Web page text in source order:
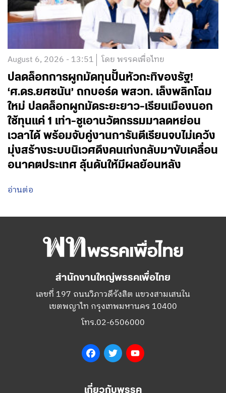
August 6, 2026 - 13:51 โดย พรรคเพื่อไทย
ปลดล็อกการผูกมัดทุนปั้นหัวกะทิของรัฐ!
‘ศ.ดร.ยศชนัน’ ถกบอร์ด พสวท. เล็งพลิกโฉม
ใหม่ ปลดล็อกผูกมัดระยะยาว-เรียนเมืองนอก
ใช้ทุนแค่ 1 เท่า-ชูเอานวัตกรรมมาลดหย่อน
เวลาได้ พร้อมจับคู่งานการันตีเรียนจบไม่เคว้ง
มุ่งสร้างระบบนิเวศดึงคนเก่งกลับมาขับเคลื่อน
อนาคตประเทศ ลุ้นดันให้มีผลย้อนหลัง
อ่านต่อ
สำนักงานใหญ่พรรคเพื่อไทย
เลขที่ 197 ถนนวิภาวดีรังสิต แขวงสามเสนใน
เขตพญาไท กรุงเทพมหานคร 10400
โทร.02-6506000
FacebookTwitter
เกี่ยวกับพรรค